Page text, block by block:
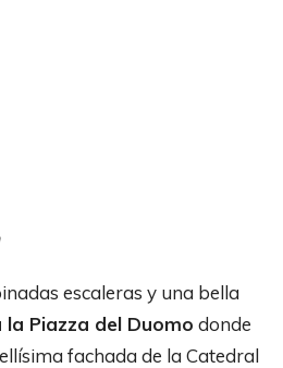
escaleras y una bella
la Piazza del Duomo donde
fachada de la Catedral